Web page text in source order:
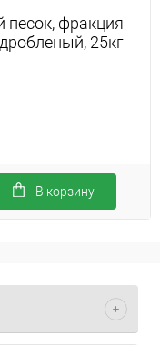
песок, фракция
25кг
В корзину